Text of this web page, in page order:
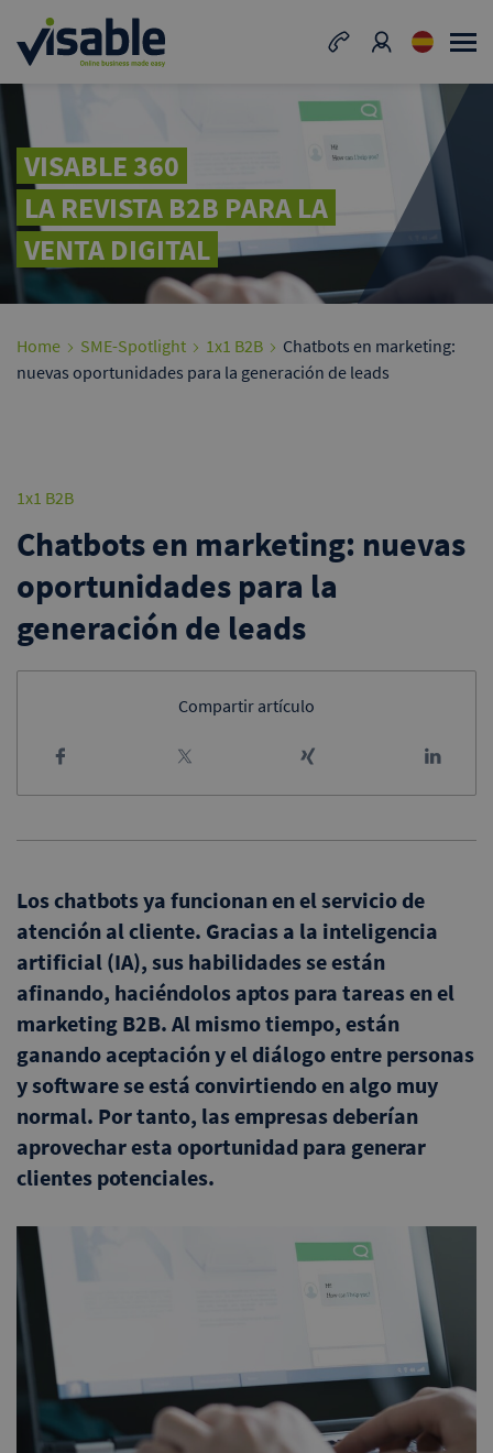
VISABLE 360
LA REVISTA B2B PARA LA
VENTA DIGITAL
Home SME-Spotlight 1x1 B2B
Chatbots en marketing:
nuevas oportunidades para la generación de leads
1x1 B2B
Chatbots en marketing: nuevas
oportunidades para la
generación de leads
Compartir artículo
Los chatbots ya funcionan en el servicio de
atención al cliente. Gracias a la inteligencia
artificial (IA), sus habilidades se están
afinando, haciéndolos aptos para tareas en el
marketing B2B. Al mismo tiempo, están
ganando aceptación y el diálogo entre personas
y software se está convirtiendo en algo muy
normal. Por tanto, las empresas deberían
aprovechar esta oportunidad para generar
clientes potenciales.